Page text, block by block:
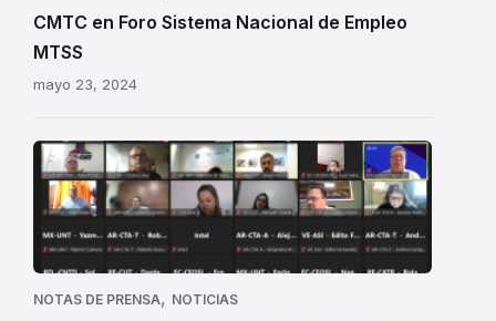
MTSS
CMTC en Foro Sistema Nacional de Empleo
MTSS
mayo 23, 2024
Camino
al
5to.
Congreso
de
CSA
NOTAS DE PRENSA, NOTICIAS